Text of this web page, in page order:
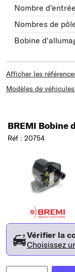
Nombre
Nombres de
Bobine
Afficher les
Modèles de
BREMI Bobine
Réf : 20754
Vérifier la
Choisissez